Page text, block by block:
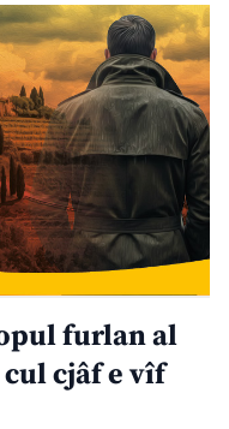
furlan al
cjâf e vîf